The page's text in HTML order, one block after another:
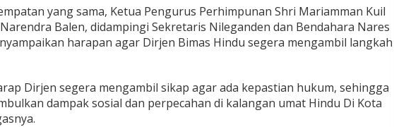
yang sama, Ketua Pengurus Perhimpunan Shri Mariamman Kuil
Balen, didampingi Sekretaris Nileganden dan Bendahara Nares
harapan agar Dirjen Bimas Hindu segera mengambil langkah
Dirjen segera mengambil sikap agar ada kepastian hukum, sehingga
dampak sosial dan perpecahan di kalangan umat Hindu Di Kota